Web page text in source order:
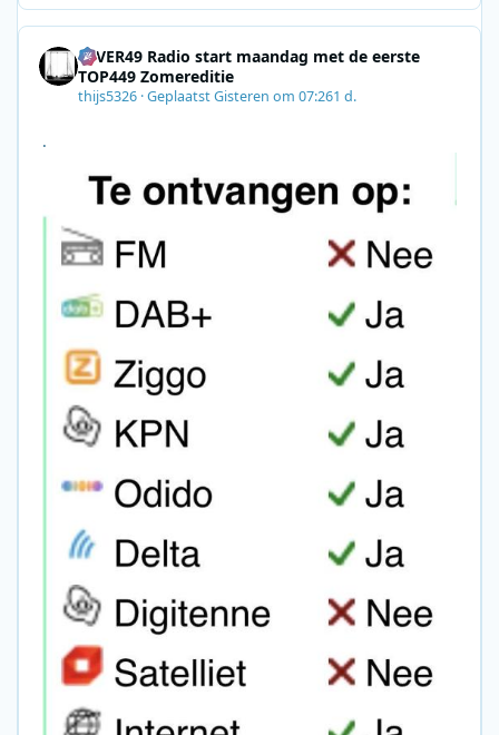
8F09201A140D&utm_source=SmartBrief
4EVER49 Radio start maandag met de eerste
TOP449 Zomereditie
thijs5326 ·GeplaatstGisteren om 07:261 d.
.